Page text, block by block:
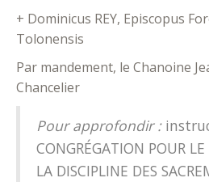
+ Dominicus REY, Episcopus
Tolonensis
Par mandement, le Chanoine
Chancelier
Pour approfondir :
CONGRÉGATION POUR
LA DISCIPLINE DES